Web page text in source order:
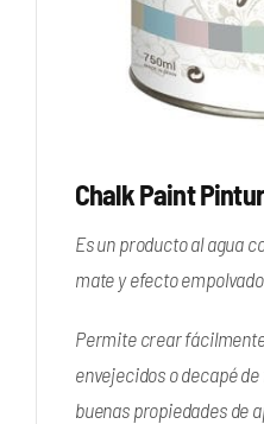
Chalk Paint
Es un producto al agua
mate y efecto
Permite crear
envejecidos o decapé
buenas propiedades de